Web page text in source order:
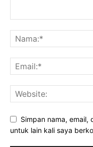
Simpan nama, email,
untuk lain kali saya